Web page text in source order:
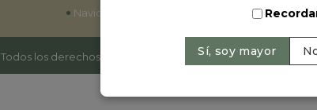
• Navidad y año nuevo
Todos los derechos reservados | 2026 © Flores Avenida. |